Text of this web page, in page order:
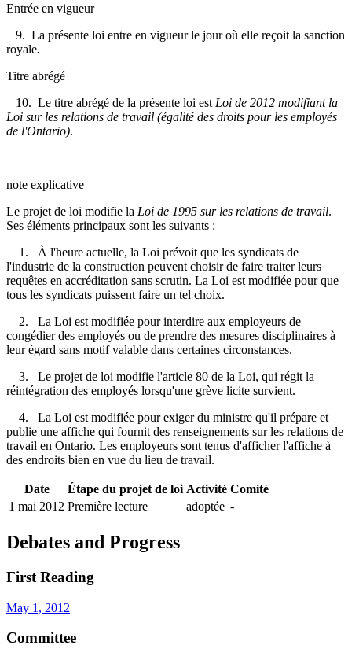
Entrée en vigueur
9. La présente loi entre en vigueur le jour où elle reçoit la sanction
royale.
Titre abrégé
10. Le titre abrégé de la présente loi est Loi de 2012 modifiant la
Loi sur les relations de travail (égalité des droits pour les employés
de l'Ontario).
note explicative
Le projet de loi modifie la Loi de 1995 sur les relations de travail.
Ses éléments principaux sont les suivants :
1. À l'heure actuelle, la Loi prévoit que les syndicats de
l'industrie de la construction peuvent choisir de faire traiter leurs
requêtes en accréditation sans scrutin. La Loi est modifiée pour que
tous les syndicats puissent faire un tel choix.
2. La Loi est modifiée pour interdire aux employeurs de
congédier des employés ou de prendre des mesures disciplinaires à
leur égard sans motif valable dans certaines circonstances.
3. Le projet de loi modifie l'article 80 de la Loi, qui régit la
réintégration des employés lorsqu'une grève licite survient.
4. La Loi est modifiée pour exiger du ministre qu'il prépare et
publie une affiche qui fournit des renseignements sur les relations de
travail en Ontario. Les employeurs sont tenus d'afficher l'affiche à
des endroits bien en vue du lieu de travail.
Date Étape du projet de loi Activité Comité
1 mai 2012 Première lecture adoptée -
Debates and Progress
First Reading
May 1, 2012
Committee